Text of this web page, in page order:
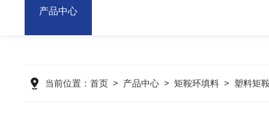
产品中心
当前位置： 首页> 产品中心> 矩鞍环填料> 塑料矩